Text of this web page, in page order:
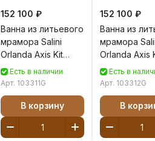
152 100 ₽
Ванна из литьевого
мрамора Salini
Orlanda Axis Kit
191х80 S-Sense
103311G белая
встраиваемая
Есть в наличии
Арт. 103311G
В корзину
152 100 ₽
Ванна из
мрамора
Orlanda Axis
Sense
103312G
Есть в
Арт. 103312G
В